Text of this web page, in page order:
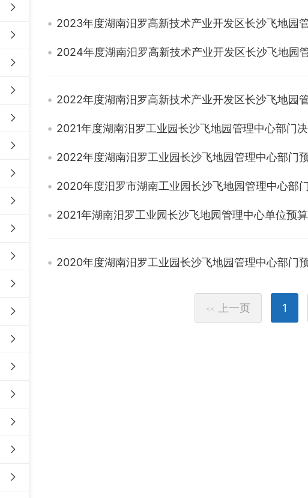
2023年度湖南汨罗高新技术产业开发区长沙飞地园
2024年度湖南汨罗高新技术产业开发区长沙飞地园
2022年度湖南汨罗高新技术产业开发区长沙飞地园
2021年度湖南汨罗工业园长沙飞地园管理中心部门
2022年度湖南汨罗工业园长沙飞地园管理中心部门
2020年度汨罗市湖南工业园长沙飞地园管理中心部
2021年湖南汨罗工业园长沙飞地园管理中心单位预算
2020年度湖南汨罗工业园长沙飞地园管理中心部门
<< 上一页 1